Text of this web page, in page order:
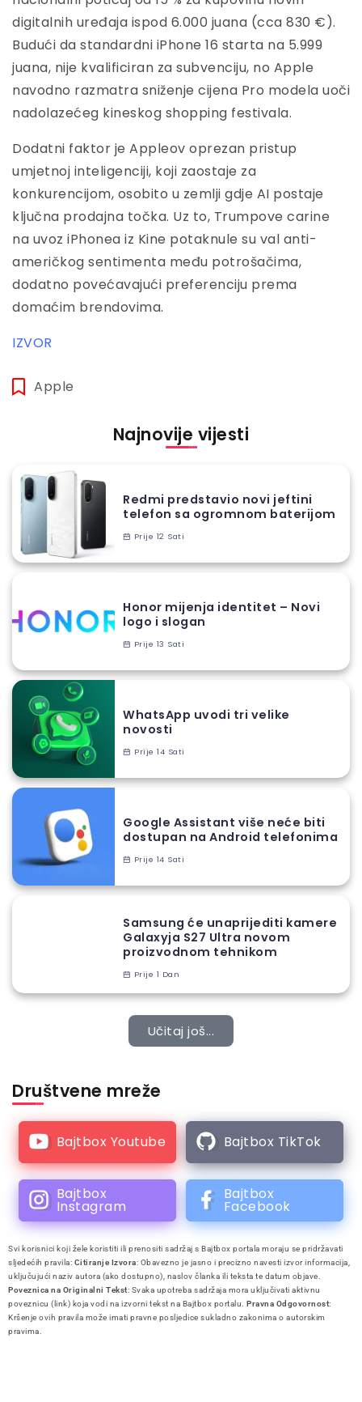
digitalnih uređaja ispod 6.000 juana (cca 830 €).
Budući da standardni iPhone 16 starta na 5.999
juana, nije kvalificiran za subvenciju, no Apple
navodno razmatra sniženje cijena Pro modela uoči
nadolazećeg kineskog shopping festivala.
Dodatni faktor je Appleov oprezan pristup
umjetnoj inteligenciji, koji zaostaje za
konkurencijom, osobito u zemlji gdje AI postaje
ključna prodajna točka. Uz to, Trumpove carine
na uvoz iPhonea iz Kine potaknule su val anti-
američkog sentimenta među potrošačima,
dodatno povećavajući preferenciju prema
domaćim brendovima.
IZVOR
Apple
Najnovije vijesti
Redmi predstavio novi jeftini
telefon sa ogromnom baterijom
Prije 12 Sati
Honor mijenja identitet – Novi
logo i slogan
Prije 13 Sati
WhatsApp uvodi tri velike
novosti
Prije 14 Sati
Google Assistant više neće biti
dostupan na Android telefonima
Prije 14 Sati
Samsung će unaprijediti kamere
Galaxyja S27 Ultra novom
proizvodnom tehnikom
Prije 1 Dan
Učitaj još...
Društvene mreže
Bajtbox Youtube Bajtbox TikTok
Bajtbox
Instagram
Bajtbox
Facebook
Svi korisnici koji žele koristiti ili prenositi sadržaj s Bajtbox portala moraju se pridržavati
sljedećih pravila: Citiranje Izvora: Obavezno je jasno i precizno navesti izvor informacija,
uključujući naziv autora (ako dostupno), naslov članka ili teksta te datum objave.
Poveznica na Originalni Tekst: Svaka upotreba sadržaja mora uključivati aktivnu
poveznicu (link) koja vodi na izvorni tekst na Bajtbox portalu. Pravna Odgovornost:
Kršenje ovih pravila može imati pravne posljedice sukladno zakonima o autorskim
pravima.